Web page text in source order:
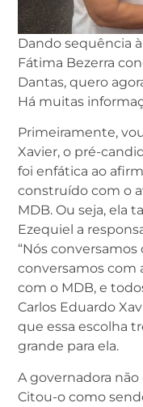
Dando sequência
Fátima Bezerra
Dantas, quero
Há muitas
Primeiramente,
Xavier, o pré-
foi enfática ao
construído com o
MDB. Ou seja, ela
Ezequiel a
“Nós conversamos
conversamos com
com o MDB, e
Carlos Eduardo
que essa escolha
grande para ela.
A governadora
Citou-o como